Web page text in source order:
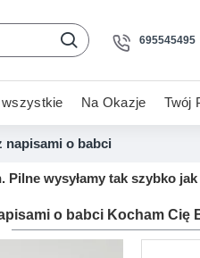
695545495
Na Okazje Twój
napisami o babci
Pilne wysyłamy tak szybko
o babci Kocham Cię